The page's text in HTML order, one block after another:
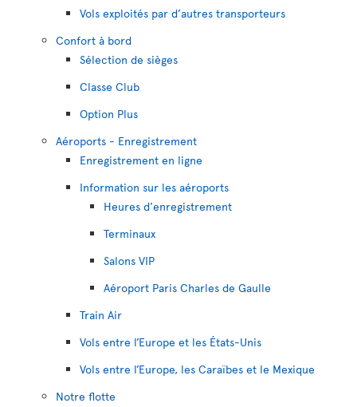
Vols exploités par d’autres transporteurs
Confort à bord
Sélection de sièges
Classe Club
Option Plus
Aéroports - Enregistrement
Enregistrement en ligne
Information sur les aéroports
Heures d'enregistrement
Terminaux
Salons VIP
Aéroport Paris Charles de Gaulle
Train Air
Vols entre l’Europe et les États-Unis
Vols entre l’Europe, les Caraïbes et le Mexique
Notre flotte